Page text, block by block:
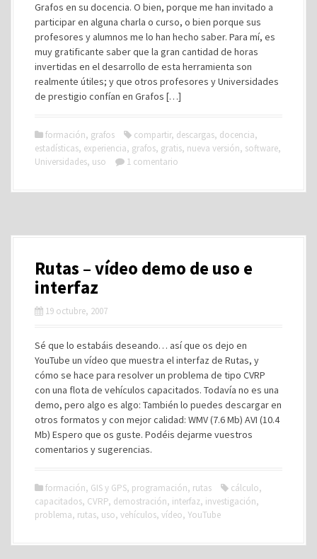
Grafos en su docencia. O bien, porque me han invitado a
participar en alguna charla o curso, o bien porque sus
profesores y alumnos me lo han hecho saber. Para mí, es
muy gratificante saber que la gran cantidad de horas
invertidas en el desarrollo de esta herramienta son
realmente útiles; y que otros profesores y Universidades
de prestigio confían en Grafos […]
formación, grafos compartir, descargas, docencia,
estadísticas, experiencia, grafos, gratis, nueva versión, software,
Universidades, uso 1 comentario
Rutas – vídeo demo de uso e
interfaz
19 octubre, 2007
Sé que lo estabáis deseando… así que os dejo en
YouTube un vídeo que muestra el interfaz de Rutas, y
cómo se hace para resolver un problema de tipo CVRP
con una flota de vehículos capacitados. Todavía no es una
demo, pero algo es algo: También lo puedes descargar en
otros formatos y con mejor calidad: WMV (7.6 Mb) AVI (10.4
Mb) Espero que os guste. Podéis dejarme vuestros
comentarios y sugerencias.
formación, GIS y GPS, programación, rutas cálculo,
capacitados, CVRP, demostración, interfaz, investigación,
problema, rutas, uso, vehículos, vídeo, YouTube